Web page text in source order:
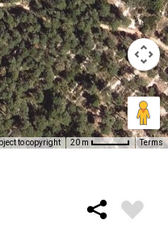
to copyright 20 m Terms